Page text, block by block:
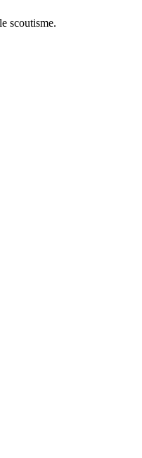
scoutisme.